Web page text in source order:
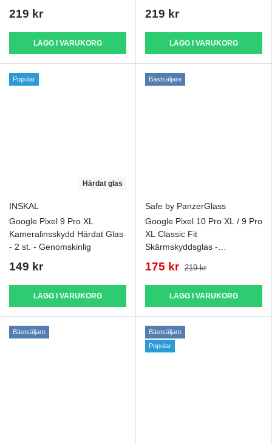
Genomskinlig
219 kr
LÄGG I VARUKORG
Svart Kant
219 kr
LÄGG I VARUKORG
Popular
Härdat glas
INSKAL
Google Pixel 9 Pro XL
Kameralinsskydd Härdat Glas
- 2 st. - Genomskinlig
149 kr
LÄGG I VARUKORG
Bästsäljare
Safe by PanzerGlass
Google Pixel 10 Pro XL / 9 Pro
XL Classic Fit
Skärmskyddsglas -
Genomskinlig
175 kr 219 kr
LÄGG I VARUKORG
Bästsäljare
Bästsäljare
Popular